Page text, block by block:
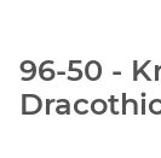
96-50 -